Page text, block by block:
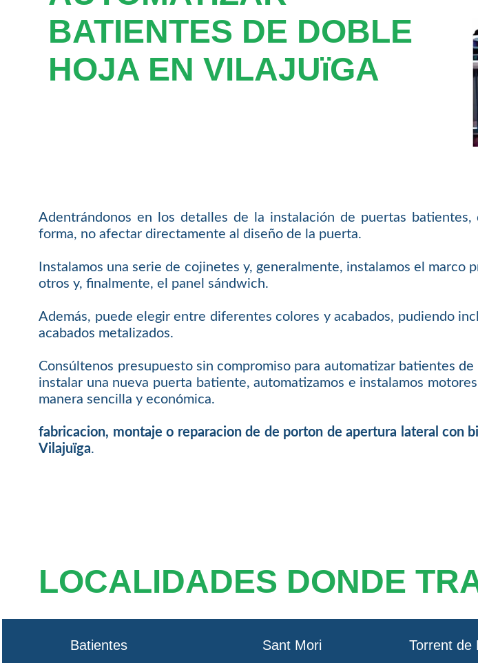
BATIENTES DE DOBLE
HOJA EN VILAJUïGA
Adentrándonos en los detalles de la instalación de puertas
forma, no afectar directamente al diseño de la puerta.
Instalamos una serie de cojinetes y, generalmente, instalamos el
otros y, finalmente, el panel sándwich.
Además, puede elegir entre diferentes colores y acabados, pudiendo
acabados metalizados.
Consúltenos presupuesto sin compromiso para automatizar batientes
instalar una nueva puerta batiente, automatizamos e instalamos
manera sencilla y económica.
fabricacion, montaje o reparacion de de porton de apertura lateral con
Vilajuïga.
LOCALIDADES DONDE
Batientes Sant Mori Torrent de